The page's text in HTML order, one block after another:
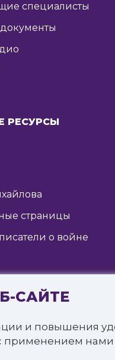
САЙТЕ
и повышения
нами
специалисты
РЕСУРСЫ
страницы
о войне